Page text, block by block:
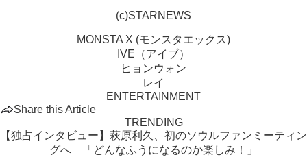
(c)STARNEWS
MONSTA X (モンスタエックス)
IVE（アイブ）
ヒョンウォン
レイ
ENTERTAINMENT
Share this Article
TRENDING
【独占インタビュー】萩原利久、初のソウルファンミーティン
グへ 「どんなふうになるのか楽しみ！」